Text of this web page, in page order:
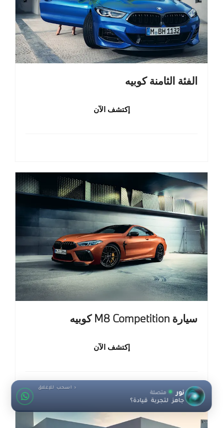
الفئة الثامنة كوبيه
إكتشف الآن
سيارة M8 Competition كوبيه
إكتشف الآن